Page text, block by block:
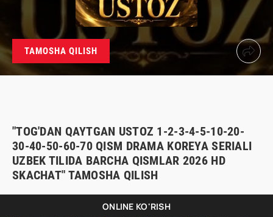
TAMOSHA QILISH
"TOG'DAN QAYTGAN USTOZ 1-2-3-4-5-10-20-
30-40-50-60-70 QISM DRAMA KOREYA SERIALI
UZBEK TILIDA BARCHA QISMLAR 2026 HD
SKACHAT" TAMOSHA QILISH
ONLINE KO'RISH